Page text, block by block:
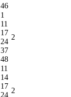
46
1
11
17
24
37
48
2
11
14
17
24
2